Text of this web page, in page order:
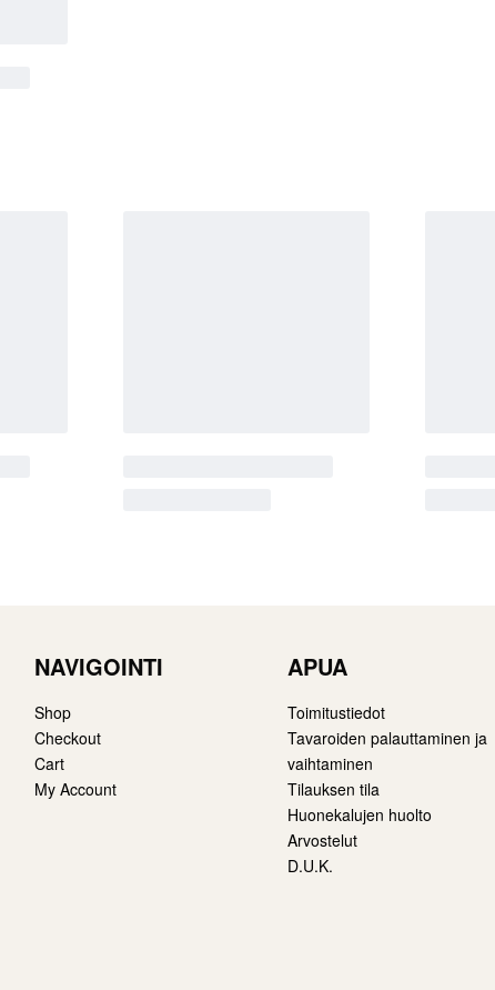
NAVIGOINTI
Shop
Checkout
Cart
My Account
APUA
Toimitustiedot
Tavaroiden palauttaminen ja
vaihtaminen
Tilauksen tila
Huonekalujen huolto
Arvostelut
D.U.K.